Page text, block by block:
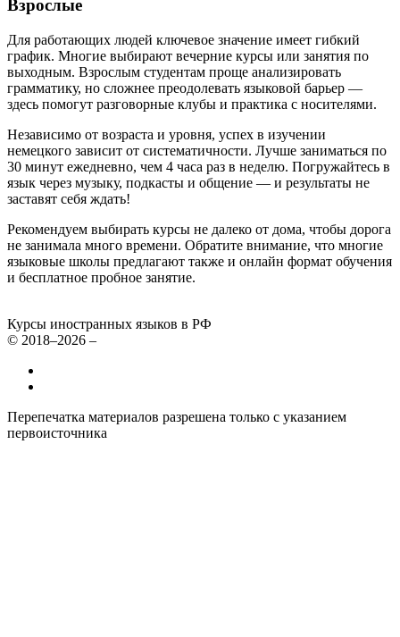
Взрослые
Для работающих людей ключевое значение имеет гибкий
график. Многие выбирают вечерние курсы или занятия по
выходным. Взрослым студентам проще анализировать
грамматику, но сложнее преодолевать языковой барьер —
здесь помогут разговорные клубы и практика с носителями.
Независимо от возраста и уровня, успех в изучении
немецкого зависит от систематичности. Лучше заниматься по
30 минут ежедневно, чем 4 часа раз в неделю. Погружайтесь в
язык через музыку, подкасты и общение — и результаты не
заставят себя ждать!
Рекомендуем выбирать курсы не далеко от дома, чтобы дорога
не занимала много времени. Обратите внимание, что многие
языковые школы предлагают также и онлайн формат обучения
и бесплатное пробное занятие.
Курсы иностранных языков в РФ
© 2018–2026 –
Перепечатка материалов разрешена только с указанием
первоисточника